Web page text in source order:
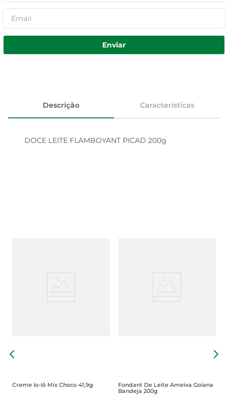
Enviar
Descrição Características
DOCE LEITE FLAMBOYANT PICAD 200g
Creme Io-Iô Mix Choco 41,9g
Fondant De Leite Ameixa Goiana
Bandeja 200g